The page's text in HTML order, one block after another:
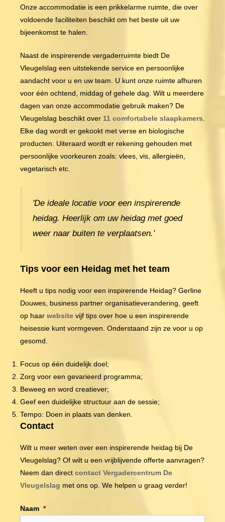
Onze accommodatie is een prikkelarme ruimte, die over
voldoende faciliteiten beschikt om het beste uit uw
bijeenkomst te halen.
Naast de inspirerende vergaderruimte biedt De
Vleugelslag een uitstekende service en persoonlijke
aandacht voor u en uw team. U kunt onze ruimte afhuren
voor één ochtend, middag of gehele dag. Wilt u meerdere
dagen van onze accommodatie gebruik maken? De
Vleugelslag beschikt over 11 comfortabele slaapkamers
Elke dag wordt er gekookt met verse en biologische
producten. Uiteraard wordt er rekening gehouden met
persoonlijke voorkeuren zoals: vlees, vis, allergieën,
vegetarisch etc.
'De ideale locatie voor een inspirerende
heidag. Heerlijk om uw heidag met goed
weer naar buiten te verplaatsen.'
Tips voor een Heidag met het team
Heeft u tips nodig voor een inspirerende Heidag? Gerline
Douwes, business partner organisatieverandering, geeft
op haar website vijf tips over hoe u een inspirerende
heisessie kunt vormgeven. Onderstaand zijn ze voor u op
gesomd.
Focus op één duidelijk doel;
Zorg voor een gevarieerd programma;
Beweeg en word creatiever;
Geef een duidelijke structuur aan de sessie;
Tempo: Doen in plaats van denken.
Contact
Wilt u meer weten over een inspirerende heidag bij De
Vleugelslag? Of wilt u een vrijblijvende offerte aanvragen?
Neem dan direct contact Vergadercentrum De
Vleugelslag met ons op. We helpen u graag verder!
Naam *